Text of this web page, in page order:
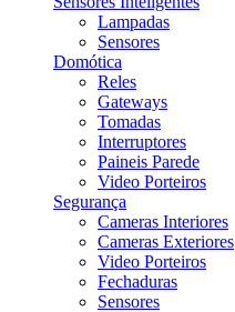
Lampadas
Sensores
Domótica
Reles
Gateways
Tomadas
Interruptores
Paineis Parede
Video Porteiros
Segurança
Cameras Interiores
Cameras Exteriores
Video Porteiros
Fechaduras
Sensores